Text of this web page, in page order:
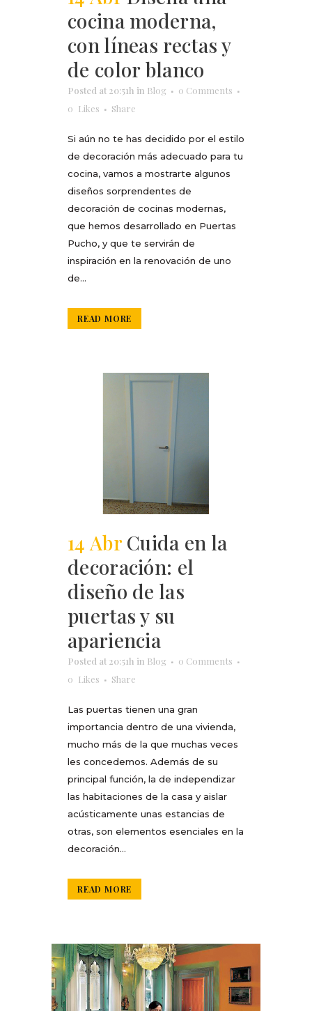
cocina moderna,
con líneas rectas y
de color blanco
Posted at 20:51h in Blog
0 Comments
0 Likes Share
Si aún no te has decidido por el estilo
de decoración más adecuado para tu
cocina, vamos a mostrarte algunos
diseños sorprendentes de
decoración de cocinas modernas,
que hemos desarrollado en Puertas
Pucho, y que te servirán de
inspiración en la renovación de uno
de...
READ MORE
14 Abr Cuida en la
decoración: el
diseño de las
puertas y su
apariencia
Posted at 20:51h in Blog
0 Comments
0 Likes Share
Las puertas tienen una gran
importancia dentro de una vivienda,
mucho más de la que muchas veces
les concedemos. Además de su
principal función, la de independizar
las habitaciones de la casa y aislar
acústicamente unas estancias de
otras, son elementos esenciales en la
decoración...
READ MORE